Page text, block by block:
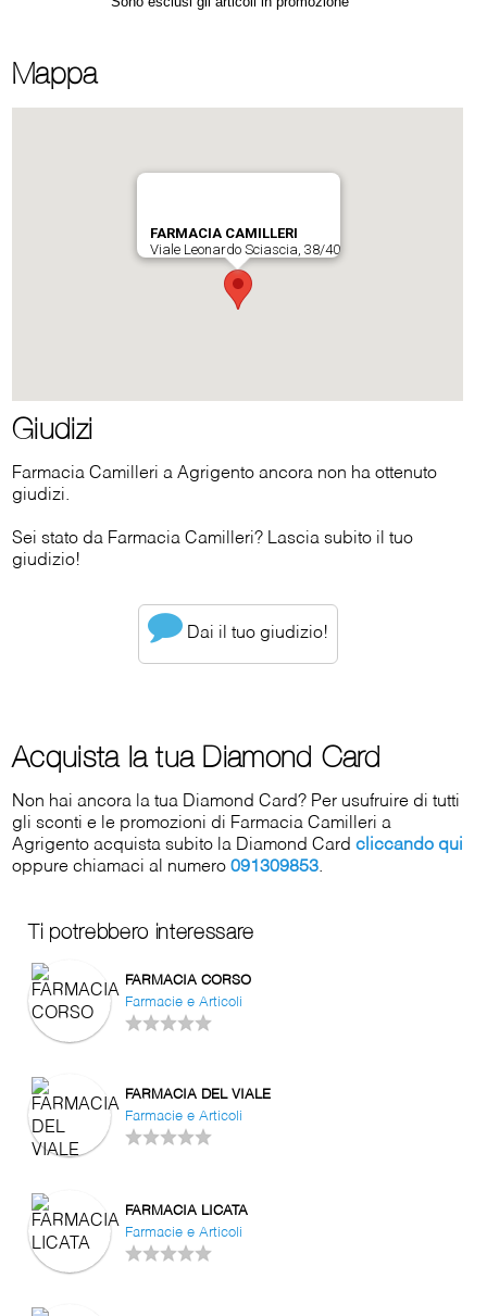
Mappa
Giudizi
Farmacia Camilleri a Agrigento ancora non ha ottenuto
giudizi.
Sei stato da Farmacia Camilleri? Lascia subito il tuo
giudizio!
Dai il tuo giudizio!
Acquista la tua Diamond Card
Non hai ancora la tua Diamond Card? Per usufruire di tutti
gli sconti e le promozioni di Farmacia Camilleri a
Agrigento acquista subito la Diamond Cardcliccando qui
oppure chiamaci al numero091309853.
Ti potrebbero interessare
FARMACIA CORSO
Farmacie e Articoli
FARMACIA DEL VIALE
Farmacie e Articoli
FARMACIA LICATA
Farmacie e Articoli